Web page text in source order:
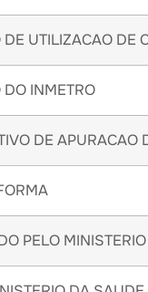
UTILIZACAO DE
DO INMETRO
DE APURACAO
PELO